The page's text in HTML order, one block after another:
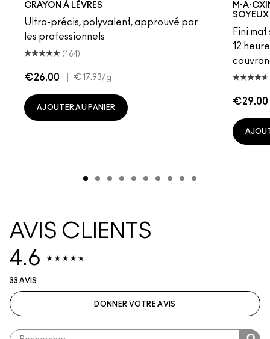
CRAYON À LÈVRES
Ultra-précis, polyvalent, approuvé par
les professionnels
(164)
€26.00 €17.93/g
AJOUTER AU PANIER
SOYEUX
Fini
12
€29.00
AVIS CLIENTS
4.6
33 AVIS
DONNER VOTRE AVIS